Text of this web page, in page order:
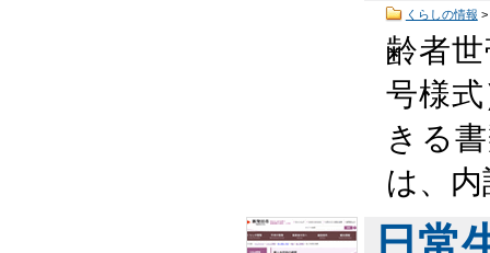
くらしの情報 >
齢者
号様
きる
は、